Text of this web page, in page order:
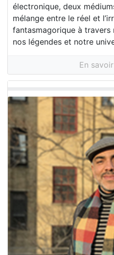
électronique, deux
mélange entre le réel et
fantasmagorique à travers
nos légendes et notre
En